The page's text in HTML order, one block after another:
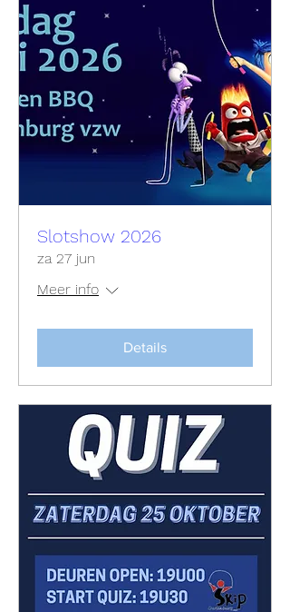
Slotshow 2026
za 27 jun
Meer info
Details